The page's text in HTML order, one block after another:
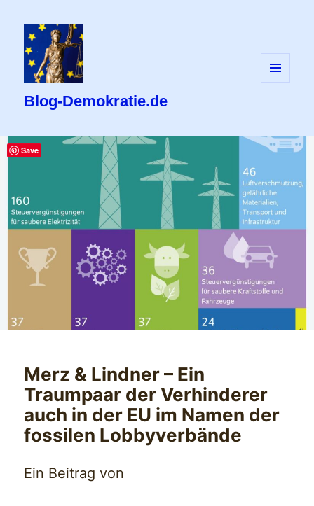
Blog-Demokratie.de
Merz & Lindner – Ein
Traumpaar der Verhinderer
auch in der EU im Namen der
fossilen Lobbyverbände
Ein Beitrag von
Save